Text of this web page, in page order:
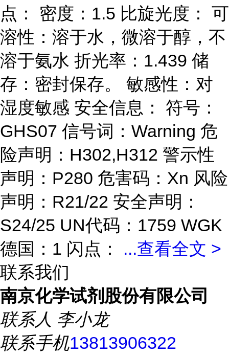
点： 密度：1.5 比旋光度： 可
溶性：溶于水，微溶于醇，不
溶于氨水 折光率：1.439 储
存：密封保存。 敏感性：对
湿度敏感 安全信息： 符号：
GHS07 信号词：Warning 危
险声明：H302,H312 警示性
声明：P280 危害码：Xn 风险
声明：R21/22 安全声明：
S24/25 UN代码：1759 WGK
德国：1 闪点： ...查看全文 >
联系我们
南京化学试剂股份有限公司
联系人 李小龙
联系手机13813906322